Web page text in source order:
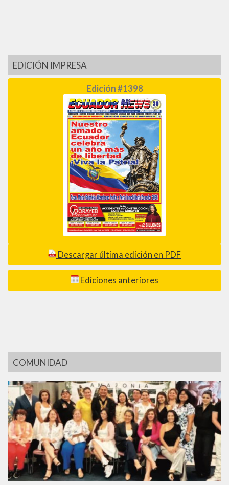
EDICIÓN IMPRESA
Edición #1398
Descargar última edición en PDF
Ediciones anteriores
COMUNIDAD